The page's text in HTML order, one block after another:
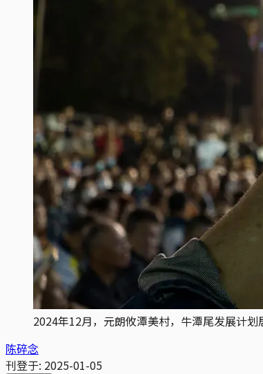
2024年12月，元朗攸潭美村，牛潭尾发展计
陈碎念
刊登于: 2025-01-05